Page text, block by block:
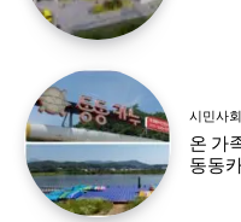
시민사회
온 가
동동